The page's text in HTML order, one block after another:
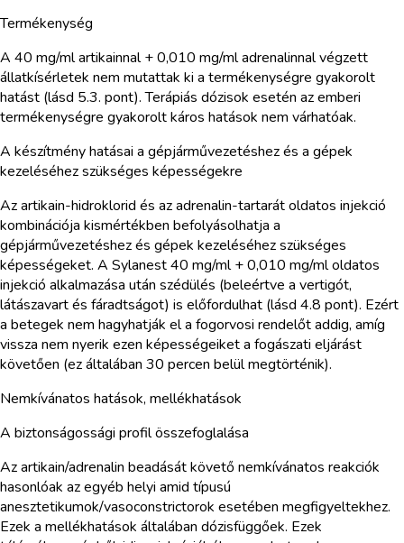
Termékenység
A 40 mg/ml artikainnal + 0,010 mg/ml adrenalinnal végzett
állatkísérletek nem mutattak ki a termékenységre gyakorolt
hatást (lásd 5.3. pont). Terápiás dózisok esetén az emberi
termékenységre gyakorolt káros hatások nem várhatóak.
A készítmény hatásai a gépjárművezetéshez és a gépek
kezeléséhez szükséges képességekre
Az artikain-hidroklorid és az adrenalin-tartarát oldatos injekció
kombinációja kismértékben befolyásolhatja a
gépjárművezetéshez és gépek kezeléséhez szükséges
képességeket. A Sylanest 40 mg/ml + 0,010 mg/ml oldatos
injekció alkalmazása után szédülés (beleértve a vertigót,
látászavart és fáradtságot) is előfordulhat (lásd 4.8 pont). Ezért
a betegek nem hagyhatják el a fogorvosi rendelőt addig, amíg
vissza nem nyerik ezen képességeiket a fogászati eljárást
követően (ez általában 30 percen belül megtörténik).
Nemkívánatos hatások, mellékhatások
A biztonságossági profil összefoglalása
Az artikain/adrenalin beadását követő nemkívánatos reakciók
hasonlóak az egyéb helyi amid típusú
anesztetikumok/vasoconstrictorok esetében megfigyeltekhez.
Ezek a mellékhatások általában dózisfüggőek. Ezek